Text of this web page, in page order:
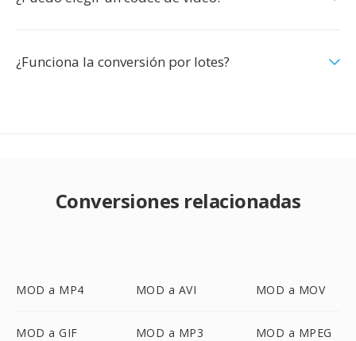
¿Funciona la conversión por lotes?
Conversiones relacionadas
MOD a MP4 MOD a AVI MOD a MOV
MOD a GIF MOD a MP3 MOD a MPEG